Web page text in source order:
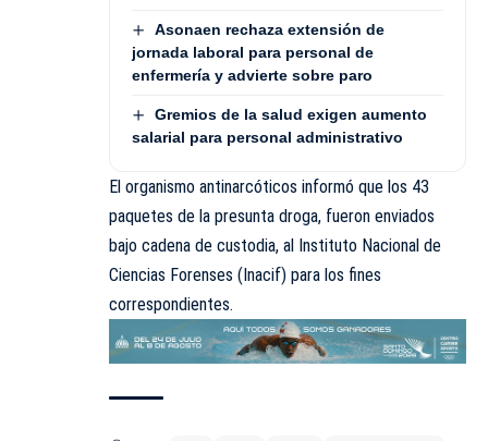
Asonaen rechaza extensión de
jornada laboral para personal de
enfermería y advierte sobre paro
Gremios de la salud exigen aumento
salarial para personal administrativo
El organismo antinarcóticos informó que los 43
paquetes de la presunta droga, fueron enviados
bajo cadena de custodia, al Instituto Nacional de
Ciencias Forenses (Inacif) para los fines
correspondientes.